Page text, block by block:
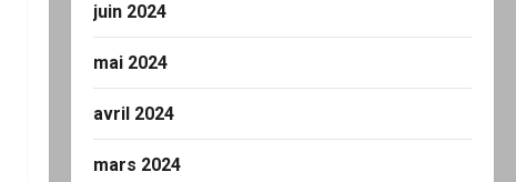
juin 2024
mai 2024
avril 2024
mars 2024